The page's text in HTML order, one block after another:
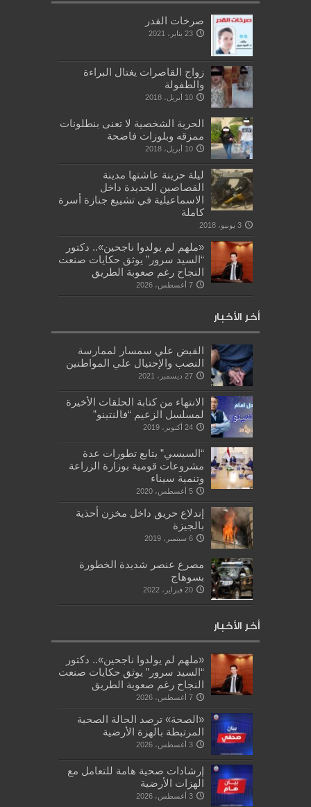
صرخات القدر
23 يناير، 2021
زواج القاصرات يغتال البراءة
والطفولة
10 أبريل، 2018
الحرية الشخصية لا تعنى بنطلونات
ممزقه وبلوزات فاضحة
10 أبريل، 2018
ليلة حزينة عاشتها مدينة
القصاصين الجديدة داخل
الاسماعيلية في تشييع جنازة أسرة
كاملة
3 يونيو، 2018
«ملهم لم يولدوا ناجحين».. دكتور
“السيد سرور” يوثق حكايات صنعت
النجاح رغم صعوبة الطريق
7 أغسطس، 2026
أخر الأخبار
القبض علي سمسار لممارسة
النصب والإحتيال علي المواطنين
27 ديسمبر، 2021
الانتهاء من كتابة الحلقات الأخيرة
لمسلسل الزعيم “فالنتينو”
24 أكتوبر، 2019
“السيسي” يتابع تطورات عدة
مشروعات قومية بوزارة الزراعة
وتنمية سيناء
5 أغسطس، 2020
إندلاع حريق داخل مخزن أحذية
بالجيزة
6 سبتمبر، 2019
مصرع عنصر شديدة الخطورة
بسوهاج
20 فبراير، 2022
أخر الأخبار
«ملهم لم يولدوا ناجحين».. دكتور
“السيد سرور” يوثق حكايات صنعت
النجاح رغم صعوبة الطريق
7 أغسطس، 2026
«الصحة» ترصد الحالة الصحية
المرتبطة بالهزة الأرضية
3 أغسطس، 2026
إرشادات صحية هامة للتعامل مع
الهزات الأرضية
3 أغسطس، 2026